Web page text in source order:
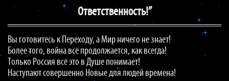
Ответственность!”
Вы готовитесь к Переходу, а Мир ничего не знает!
Более того, война всё продолжается, как всегда!
Только Россия всё это в Душе понимает!
Наступают совершенно Новые для людей времена!